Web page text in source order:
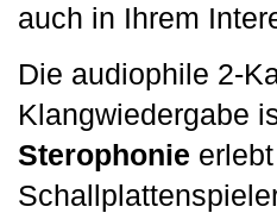
auch in Ihrem
Die audiophile 2-
Klangwiedergabe
Sterophonie